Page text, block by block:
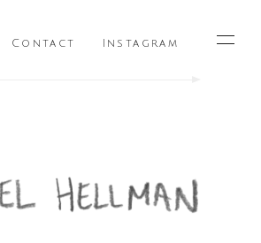
Menu
Contact Instagram